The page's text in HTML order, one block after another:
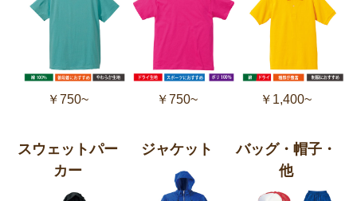
￥750~ ￥750~ ￥1,400~
スウェットパー
カー
ジャケット
バッグ・帽子・
他